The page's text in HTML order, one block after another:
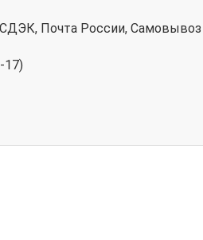
Почта России, Самовывоз
17)